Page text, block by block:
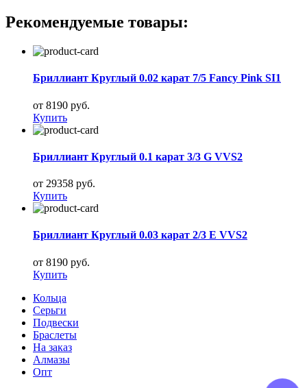
Рекомендуемые товары:
Бриллиант Круглый 0.02 карат 7/5 Fancy Pink SI1
от 8190 руб.
Купить
Бриллиант Круглый 0.1 карат 3/3 G VVS2
от 29358 руб.
Купить
Бриллиант Круглый 0.03 карат 2/3 E VVS2
от 8190 руб.
Купить
Кольца
Серьги
Подвески
Браслеты
На заказ
Алмазы
Опт